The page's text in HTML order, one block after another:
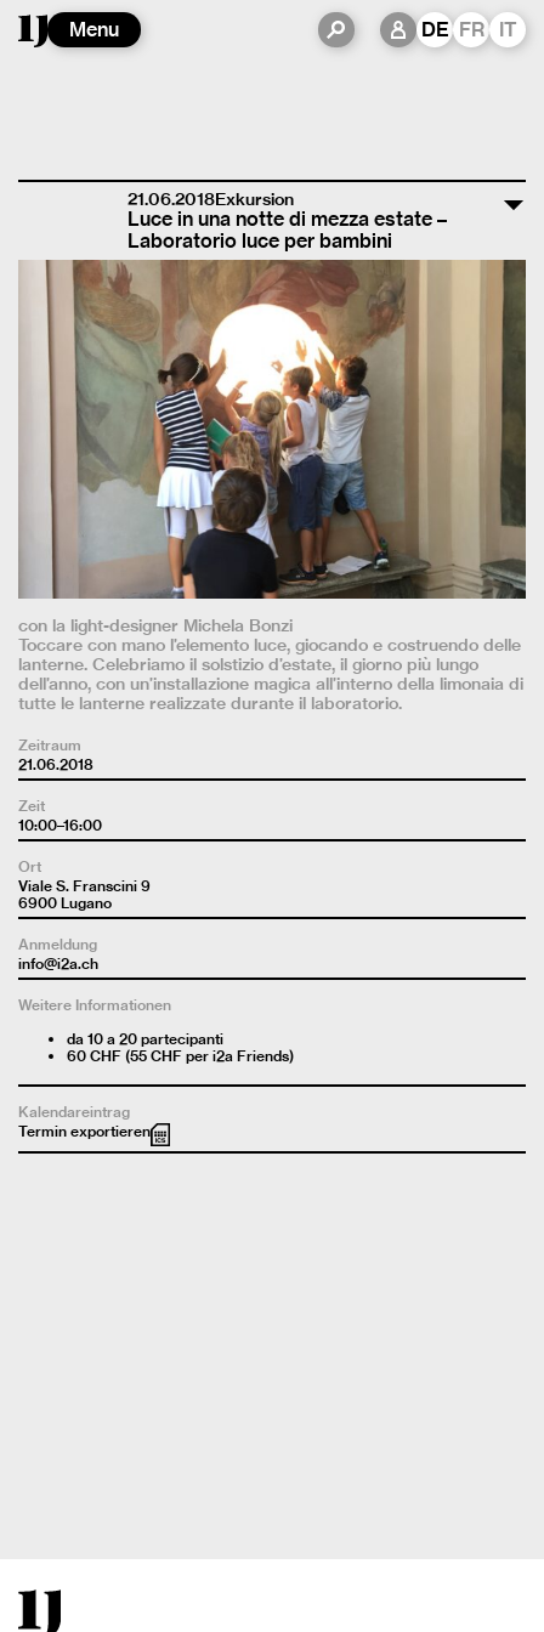
Menu DE FR IT
21.06.2018Exkursion
Luce in una notte di mezza estate –
Laboratorio luce per bambini
con la light-designer Michela Bonzi
Toccare con mano l’elemento luce, giocando e costruendo delle
lanterne. Celebriamo il solstizio d’estate, il giorno più lungo
dell’anno, con un’installazione magica all’interno della limonaia di
tutte le lanterne realizzate durante il laboratorio.
Zeitraum
21.06.2018
Zeit
10:00–16:00
Ort
Viale S. Franscini 9
6900 Lugano
Anmeldung
info@i2a.ch
Weitere Informationen
da 10 a 20 partecipanti
60 CHF (55 CHF per i2a Friends)
Kalendareintrag
Termin exportieren